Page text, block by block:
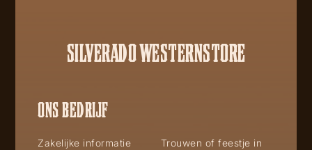
SILVERADO WESTERNSTORE
ONS BEDRIJF
Zakelijke informatie
Trouwen of feestje in